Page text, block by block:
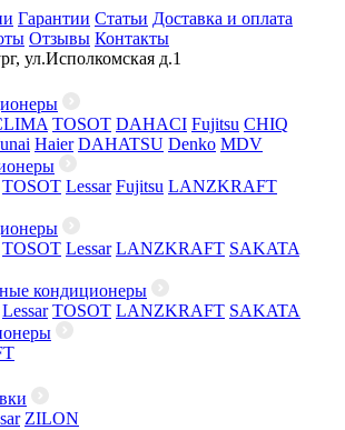
Гарантии Статьи Доставка и оплата
Отзывы Контакты
ул.Исполкомская д.1
TOSOT DAHACI Fujitsu CHIQ
Haier DAHATSU Denko MDV
TOSOT Lessar Fujitsu LANZKRAFT
TOSOT Lessar LANZKRAFT SAKATA
кондиционеры
Lessar TOSOT LANZKRAFT SAKATA
ZILON